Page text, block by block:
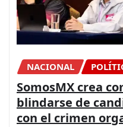
NACIONAL
SomosMX crea
blindarse de
con el crimen